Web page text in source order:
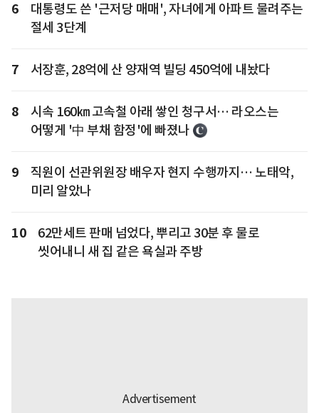
6
대통령도 쓴 '근저당 매매', 자녀에게 아파트 물려주는
절세 3단계
7 서장훈, 28억에 산 양재역 빌딩 450억에 내놨다
8
시속 160㎞ 고속철 아래 쌓인 청구서… 라오스는
어떻게 '中 부채 함정'에 빠졌나
9
직원이 선관위원장 배우자 현지 수행까지… 노태악,
미리 알았나
10
62만세트 판매 넘었다, 뿌리고 30분 후 물로
씻어내니 새 집 같은 욕실과 주방